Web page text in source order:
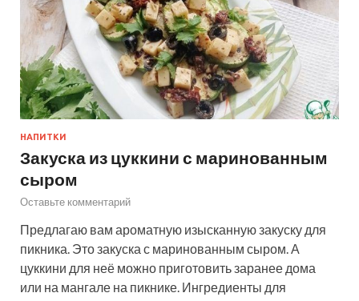
НАПИТКИ
Закуска из цуккини с маринованным
сыром
Оставьте комментарий
Предлагаю вам ароматную изысканную закуску для
пикника. Это закуска с маринованным сыром. А
цуккини для неё можно приготовить заранее дома
или на мангале на пикнике. Ингредиенты для